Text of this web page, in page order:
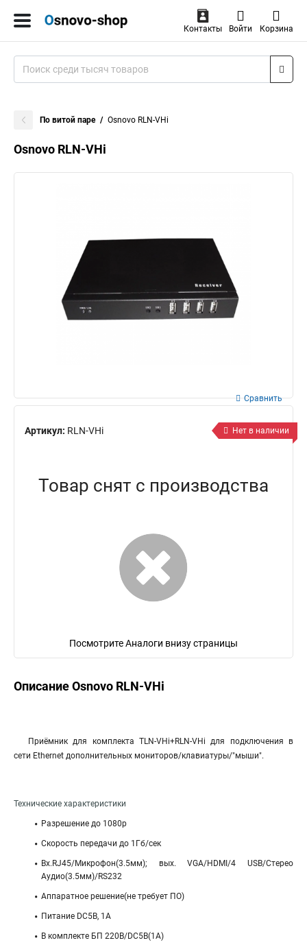
Контакты Войти Корзина
По витой паре Osnovo RLN-VHi
Osnovo RLN-VHi
Артикул: RLN-VHi
Сравнить
Нет в наличии
Товар снят с производства
Посмотрите Аналоги внизу страницы
Описание Osnovo RLN-VHi
Приёмник для комплекта TLN-VHi+RLN-VHi для подключения в
сети Ethernet дополнительных мониторов/клавиатуры/"мыши".
Технические характеристики
Разрешение до 1080p
Скорость передачи до 1Гб/сек
Вх.RJ45/Микрофон(3.5мм); вых. VGA/HDMI/4 USB/Стерео
Аудио(3.5мм)/RS232
Аппаратное решение(не требует ПО)
Питание DC5В, 1А
В комплекте БП 220В/DC5В(1А)